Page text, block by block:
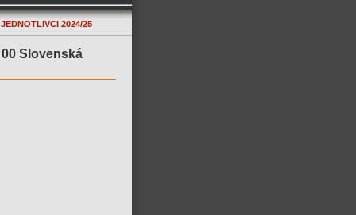
2024/25
00 Slovenská